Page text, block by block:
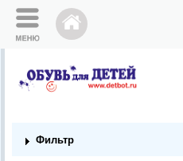
Фильтр